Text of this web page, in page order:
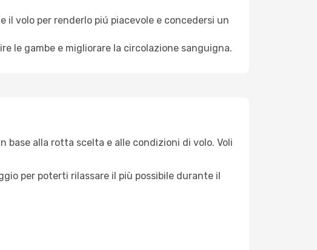
il volo per renderlo piú piacevole e concedersi un
le gambe e migliorare la circolazione sanguigna.
base alla rotta scelta e alle condizioni di volo. Voli
per poterti rilassare il più possibile durante il